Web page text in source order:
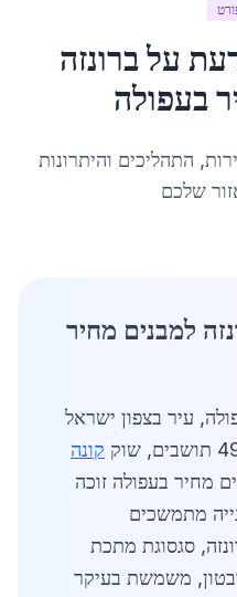
עלברונזה
בעפולה
התהליכים והיתרונות
שלכם
למבנים מחיר
2026. בעפולה, עיר בצפון ישראל
קונה
מחיר בעפולה זוכה
מתמשכים
סגסוגת מתכת
משמשת בעיקר